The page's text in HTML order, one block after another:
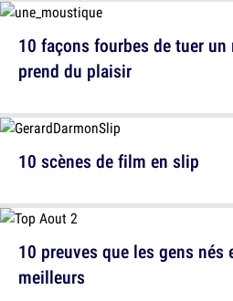
10 scènes de film en slip
10 façons fourbes de tuer
prend du plaisir
10 preuves que les gens nés
meilleurs